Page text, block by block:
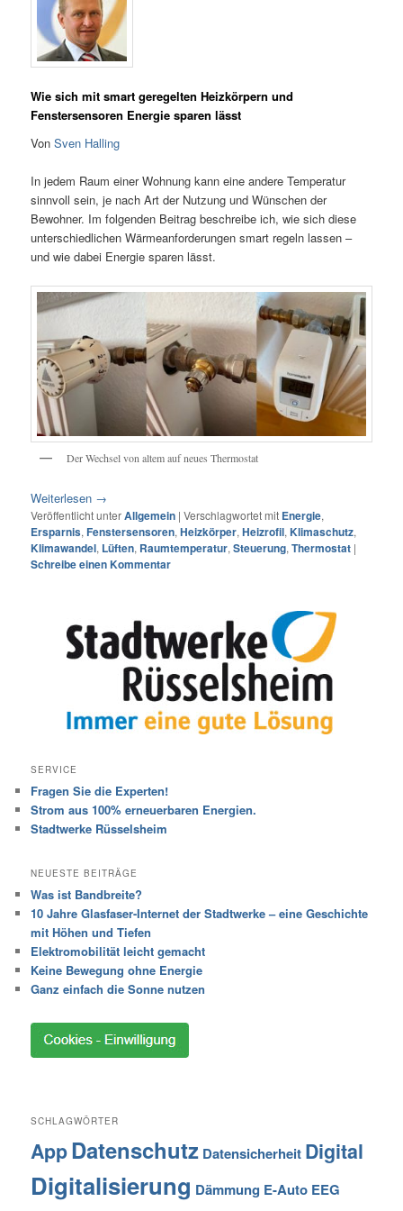
Wie sich mit smart geregelten Heizkörpern und
Fenstersensoren Energie sparen lässt
VonSven Halling
In jedem Raum einer Wohnung kann eine andere Temperatur
sinnvoll sein, je nach Art der Nutzung und Wünschen der
Bewohner. Im folgenden Beitrag beschreibe ich, wie sich diese
unterschiedlichen Wärmeanforderungen smart regeln lassen –
und wie dabei Energie sparen lässt.
Der Wechsel von altem auf neues Thermostat
Weiterlesen →
Veröffentlicht unterAllgemein |Verschlagwortet mit Energie,
Ersparnis,Fenstersensoren,Heizkörper,Heizrofil,Klimaschutz,
Klimawandel, Lüften, Raumtemperatur,Steuerung,Thermostat |
Schreibe einen Kommentar
SERVICE
Fragen Sie die Experten!
Strom aus 100% erneuerbaren Energien.
Stadtwerke Rüsselsheim
NEUESTE BEITRÄGE
Was ist Bandbreite?
10 Jahre Glasfaser-Internet der Stadtwerke – eine Geschichte
mit Höhen und Tiefen
Elektromobilität leicht gemacht
Keine Bewegung ohne Energie
Ganz einfach die Sonne nutzen
SCHLAGWÖRTER
AppDatenschutz Datensicherheit Digital
Digitalisierung Dämmung E-Auto EEG